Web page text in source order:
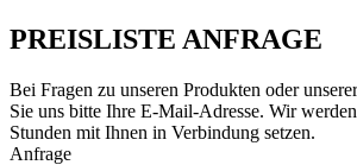
PREISLISTE ANFRAGE
Bei Fragen zu unseren Produkten oder
Sie uns bitte Ihre E-Mail-Adresse. Wir
Stunden mit Ihnen in Verbindung setzen.
Anfrage